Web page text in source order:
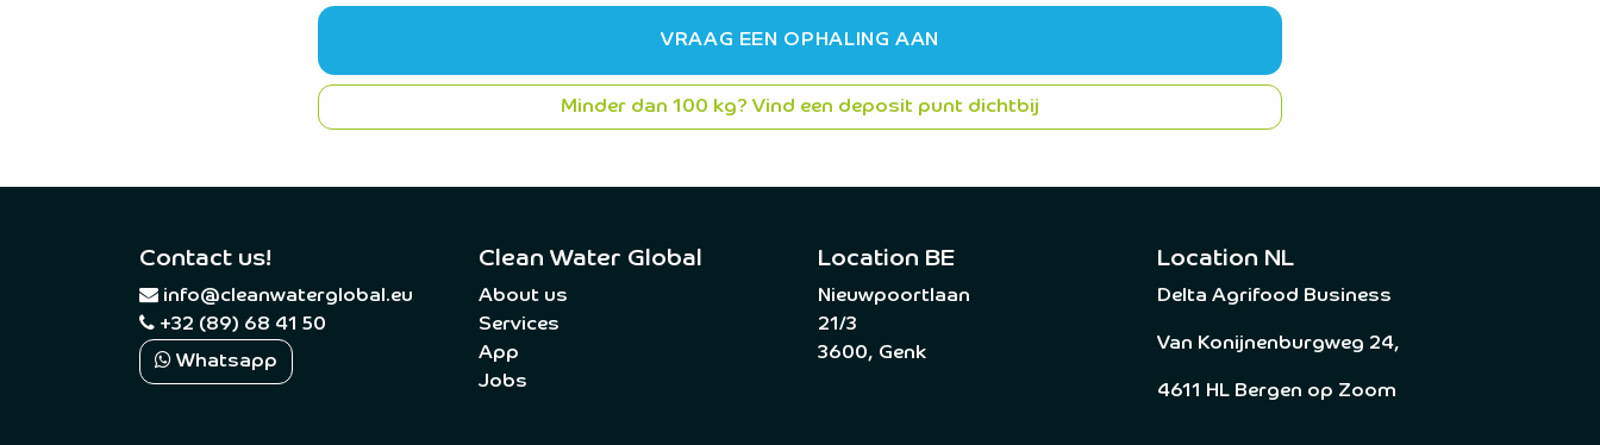
VRAAG EEN OPHALING AAN
Minder dan 100 kg? Vind een deposit punt dichtbij
Contact us!
info@cleanwaterglobal.eu
+32 (89) 68 41 50
Whatsapp
Clean Water Global
About us
Services
App
Jobs
Location BE
Nieuwpoortlaan
21/3
3600, Genk
Location NL
Delta Agrifood Business
Van Konijnenburgweg 24,
4611 HL Bergen op Zoom